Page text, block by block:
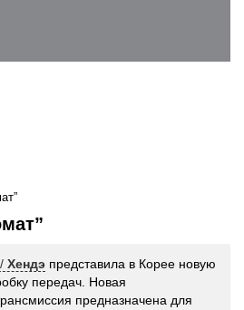
/ Хендэ представила в Корее новую
передач. Новая
предназначена для